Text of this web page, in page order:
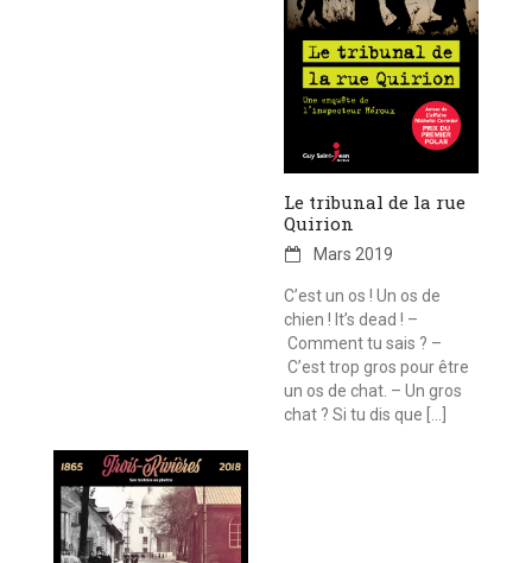
Le tribunal de la rue
Quirion
Mars 2019
C’est un os ! Un os de
chien ! It’s dead ! –
Comment tu sais ? –
C’est trop gros pour être
un os de chat. – Un gros
chat ? Si tu dis que […]